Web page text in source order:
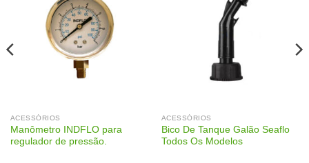
ACESSÓRIOS
Manômetro INDFLO para
regulador de pressão.
ACESSÓRIOS
Bico De Tanque Galão Seaflo
Todos Os Modelos